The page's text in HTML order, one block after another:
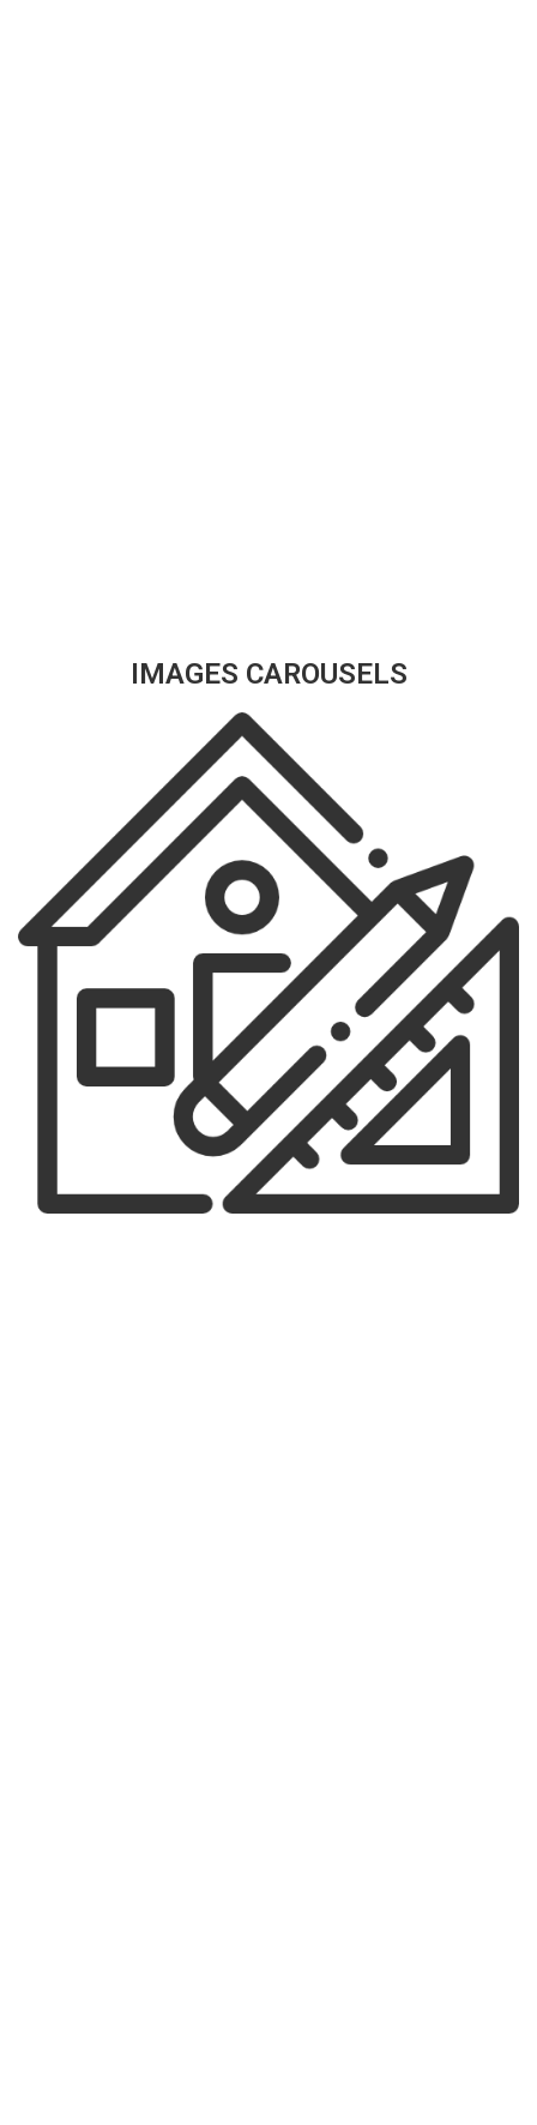
IMAGES CAROUSELS